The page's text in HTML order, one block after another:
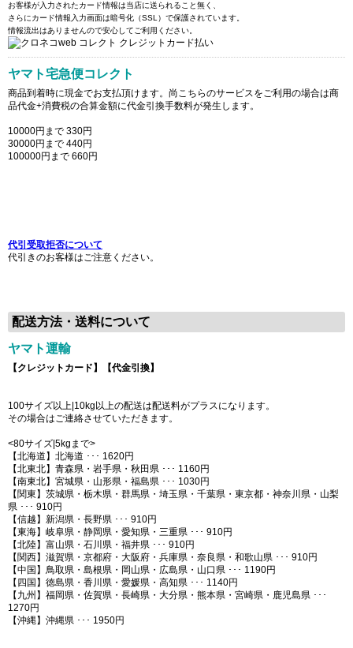
お客様が入力されたカード情報は当店に送られること無く、
さらにカード情報入力画面は暗号化（SSL）で保護されています。
情報流出はありませんので安心してご利用ください。
ヤマト宅急便コレクト
商品到着時に現金でお支払頂けます。尚こちらのサービスをご利用の場合は商
品代金+消費税の合算金額に代金引換手数料が発生します。
10000円まで 330円
30000円まで 440円
100000円まで 660円
代引受取拒否について
代引きのお客様はご注意ください。
配送方法・送料について
ヤマト運輸
【クレジットカード】【代金引換】
100サイズ以上|10kg以上の配送は配送料がプラスになります。
その場合はご連絡させていただきます。
<80サイズ|5kgまで>
【北海道】北海道 ･･･ 1620円
【北東北】青森県・岩手県・秋田県 ･･･ 1160円
【南東北】宮城県・山形県・福島県 ･･･ 1030円
【関東】茨城県・栃木県・群馬県・埼玉県・千葉県・東京都・神奈川県・山梨
県 ･･･ 910円
【信越】新潟県・長野県 ･･･ 910円
【東海】岐阜県・静岡県・愛知県・三重県 ･･･ 910円
【北陸】富山県・石川県・福井県 ･･･ 910円
【関西】滋賀県・京都府・大阪府・兵庫県・奈良県・和歌山県 ･･･ 910円
【中国】鳥取県・島根県・岡山県・広島県・山口県 ･･･ 1190円
【四国】徳島県・香川県・愛媛県・高知県 ･･･ 1140円
【九州】福岡県・佐賀県・長崎県・大分県・熊本県・宮崎県・鹿児島県 ･･･
1270円
【沖縄】沖縄県 ･･･ 1950円